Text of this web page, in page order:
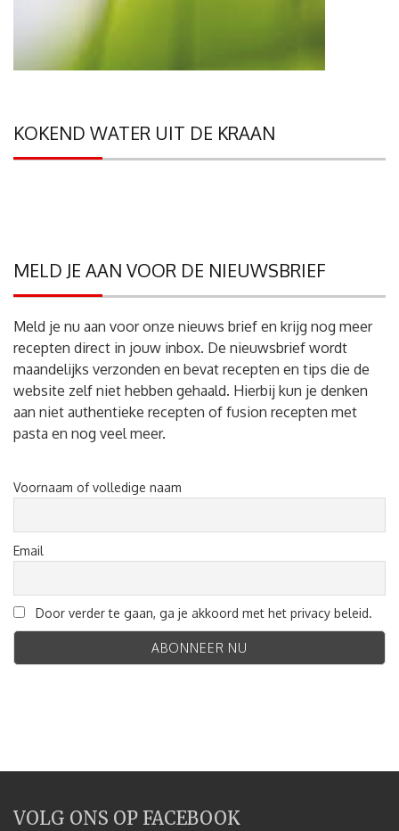
KOKEND WATER UIT DE KRAAN
MELD JE AAN VOOR DE NIEUWSBRIEF
Meld je nu aan voor onze nieuws brief en krijg nog meer
recepten direct in jouw inbox. De nieuwsbrief wordt
maandelijks verzonden en bevat recepten en tips die de
website zelf niet hebben gehaald. Hierbij kun je denken
aan niet authentieke recepten of fusion recepten met
pasta en nog veel meer.
Voornaam of volledige naam
Email
Door verder te gaan, ga je akkoord met het privacy beleid.
VOLG ONS OP FACEBOOK